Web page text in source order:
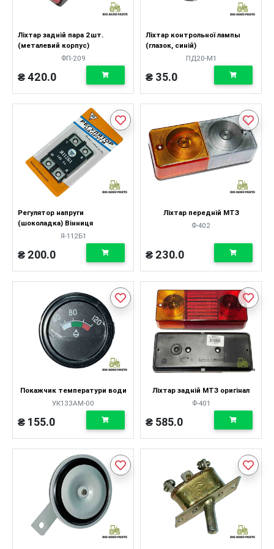
Ліхтар задній пара 2шт.
(металевий корпус)
ФП-209
₴ 420.0
Ліхтар контрольної лампы
(глазок, синій)
ПД20-М1
₴ 35.0
Регулятор напруги
(шоколадка) Вінниця
Я-112Б1
₴ 200.0
Ліхтар передній МТЗ
Ф-402
₴ 230.0
Покажчик температури води
УК133АМ-00
₴ 155.0
Ліхтар задній МТЗ оригінал
Ф-401
₴ 585.0